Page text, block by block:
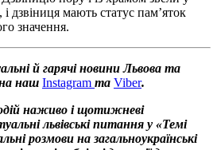
дзвіниця мають статус пам’яток
значення.
й гарячі новини Львова та
наш Instagram та Viber.
наживо і щотижневі
львівські питання у «Темі
розмови на загальноукраїнські